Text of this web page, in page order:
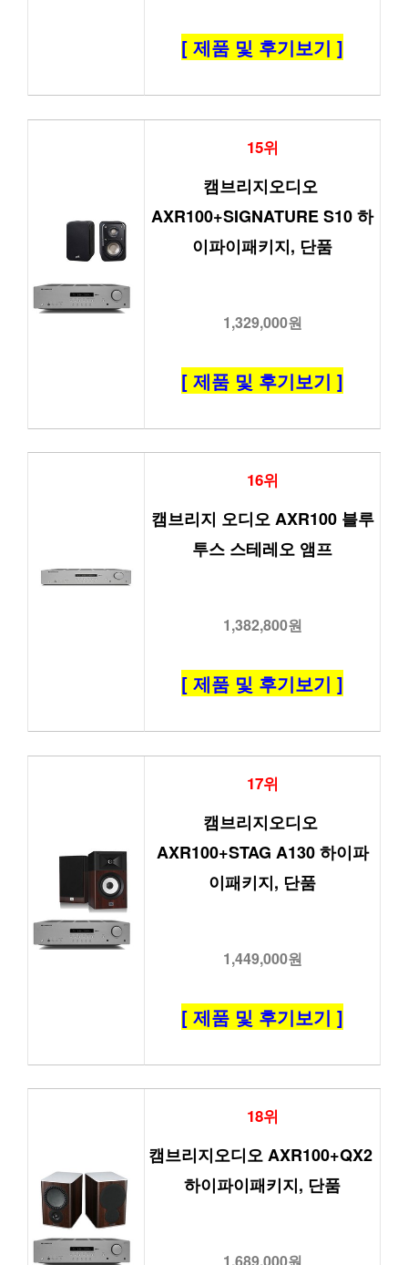
[ 제품 및 후기보기 ]
15위
캠브리지오디오
AXR100+SIGNATURE S10 하
이파이패키지, 단품
1,329,000원
[ 제품 및 후기보기 ]
16위
캠브리지 오디오 AXR100 블루
투스 스테레오 앰프
1,382,800원
[ 제품 및 후기보기 ]
17위
캠브리지오디오
AXR100+STAG A130 하이파
이패키지, 단품
1,449,000원
[ 제품 및 후기보기 ]
18위
캠브리지오디오 AXR100+QX2
하이파이패키지, 단품